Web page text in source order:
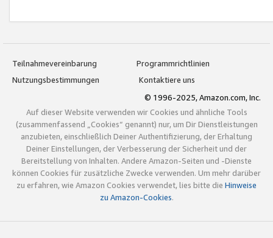
Teilnahmevereinbarung
Programmrichtlinien
Nutzungsbestimmungen
Kontaktiere uns
© 1996-2025, Amazon.com, Inc.
Auf dieser Website verwenden wir Cookies und ähnliche Tools
(zusammenfassend „Cookies“ genannt) nur, um Dir Dienstleistungen
anzubieten, einschließlich Deiner Authentifizierung, der Erhaltung
Deiner Einstellungen, der Verbesserung der Sicherheit und der
Bereitstellung von Inhalten. Andere Amazon-Seiten und -Dienste
können Cookies für zusätzliche Zwecke verwenden. Um mehr darüber
zu erfahren, wie Amazon Cookies verwendet, lies bitte die Hinweise
zu Amazon-Cookies.